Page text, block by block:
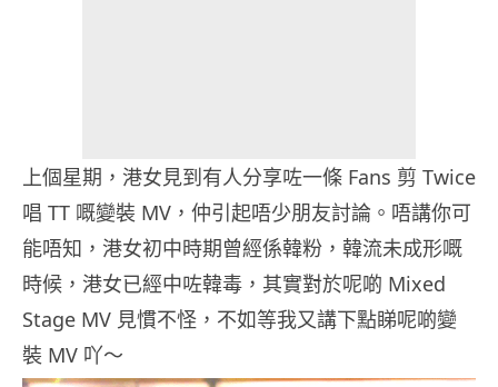
上個星期，港女見到有人分享咗一條 Fans 剪 Twice
唱 TT 嘅變裝 MV，仲引起唔少朋友討論。唔講你可
能唔知，港女初中時期曾經係韓粉，韓流未成形嘅
時候，港女已經中咗韓毒，其實對於呢啲 Mixed
Stage MV 見慣不怪，不如等我又講下點睇呢啲變
裝 MV 吖～